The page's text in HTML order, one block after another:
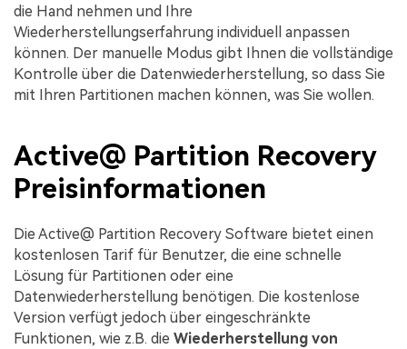
die Hand nehmen und Ihre
Wiederherstellungserfahrung individuell anpassen
können. Der manuelle Modus gibt Ihnen die vollständige
Kontrolle über die Datenwiederherstellung, so dass Sie
mit Ihren Partitionen machen können, was Sie wollen.
Active@ Partition Recovery
Preisinformationen
Die Active@ Partition Recovery Software bietet einen
kostenlosen Tarif für Benutzer, die eine schnelle
Lösung für Partitionen oder eine
Datenwiederherstellung benötigen. Die kostenlose
Version verfügt jedoch über eingeschränkte
Funktionen, wie z.B. die Wiederherstellung von